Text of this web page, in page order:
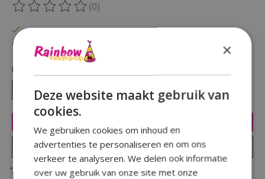
De beoordeling van dit product is
(0)
Op voorraad
Beschikbaarheid in de winkel controleren
Hoeveelheid:
Plaats bestelling
Toevoegen om te vergelijken
×
Deze website maakt gebruik van
cookies.
We gebruiken cookies om inhoud en
advertenties te personaliseren en om ons
verkeer te analyseren. We delen ook informatie
over uw gebruik van onze site met onze